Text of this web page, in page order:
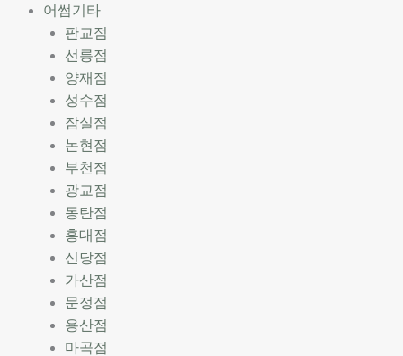
어썸기타
판교점
선릉점
양재점
성수점
잠실점
논현점
부천점
광교점
동탄점
홍대점
신당점
가산점
문정점
용산점
마곡점